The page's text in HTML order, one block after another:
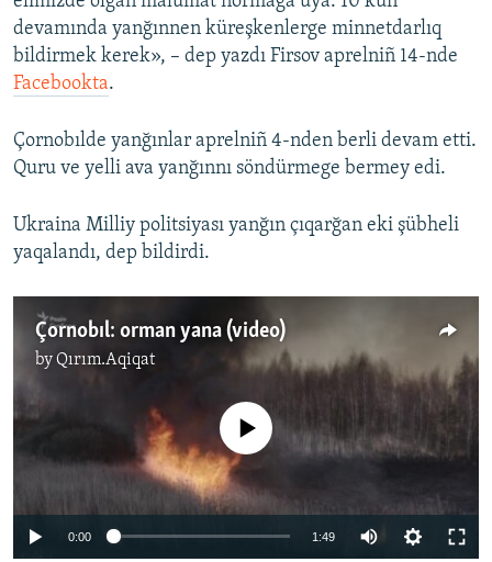
devamında yanğınnen küreşkenlerge minnetdarlıq
bildirmek kerek», – dep yazdı Firsov aprelniñ 14-nde
Facebookta.
Çornobılde yanğınlar aprelniñ 4-nden berli devam etti.
Quru ve yelli ava yanğınnı söndürmege bermey edi.
Ukraina Milliy politsiyası yanğın çıqarğan eki şübheli
yaqalandı, dep bildirdi.
Çornobıl: orman yana (video)
byQırım.Aqiqat
No media source currently available
0:00 1:49